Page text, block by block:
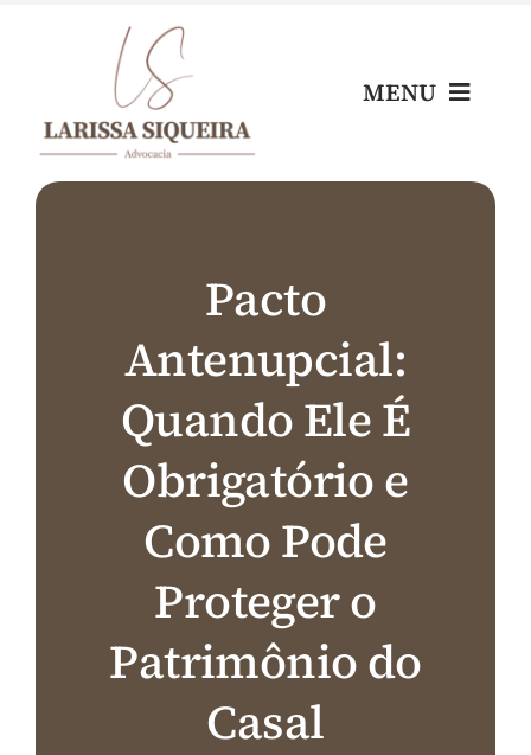
MENU
Home
Nossos Profissionais
Áreas de Atuação
Perguntas Frequentes (FAQ)
Pacto
Antenupcial:
Quando Ele É
Obrigatório e
Como Pode
Proteger o
Patrimônio do
Casal